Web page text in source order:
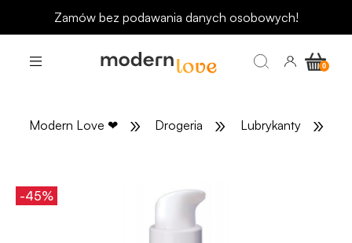
Zamów bez podawania danych osobowych!
Modern Love ❤ » Drogeria » Lubrykanty »
-45%